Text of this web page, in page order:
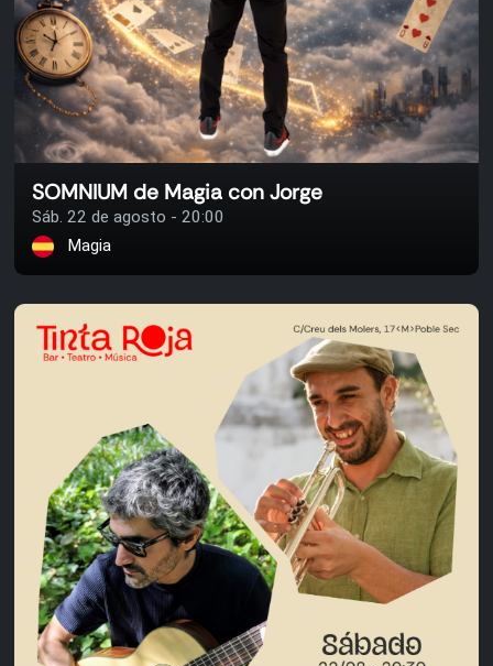
SOMNIUM de Magia con Jorge
Sáb. 22 de agosto - 20:00
Magia